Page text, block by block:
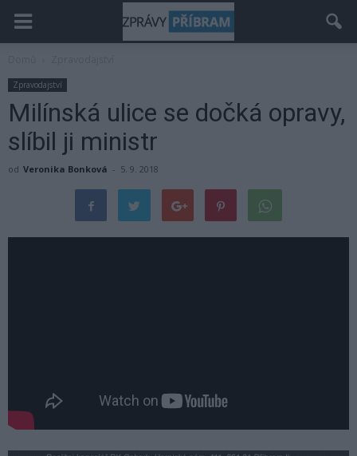
Zpravodajství
Milínská ulice se dočká opravy,
slíbil ji ministr
od Veronika Bonková - 5. 9. 2018